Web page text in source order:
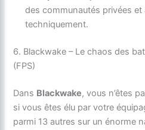
des communautés privées
techniquement.
6. Blackwake – Le chaos des
(FPS)
Dans Blackwake, vous n’êtes
si vous êtes élu par votre
parmi 13 autres sur un énorme